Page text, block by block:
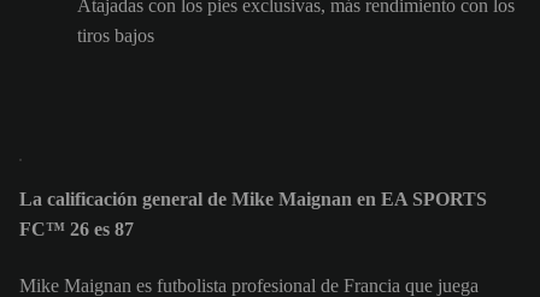
Atajadas con los pies exclusivas, más rendimiento con los
tiros bajos
La calificación general de Mike Maignan en EA SPORTS
FC™ 26 es 87
Mike Maignan es futbolista profesional de Francia que juega